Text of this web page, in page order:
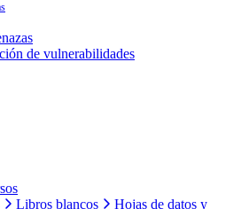
de vulnerabilidades
Libros blancos
Hojas de datos y